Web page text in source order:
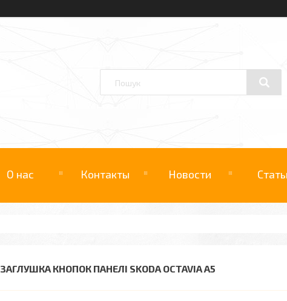
О нас Контакты Новости
ЗАГЛУШКА КНОПОК ПАНЕЛІ SKODA OCTAVIA A5